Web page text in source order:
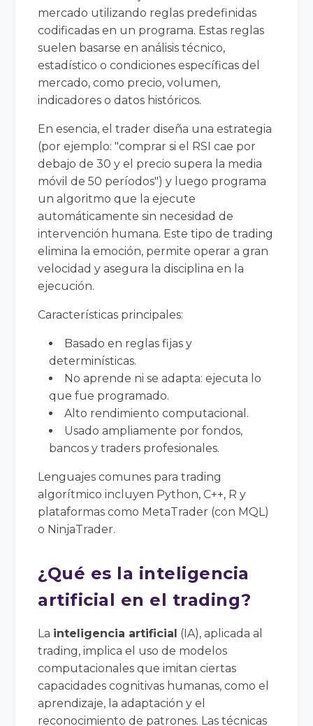
mercado utilizando reglas predefinidas
codificadas en un programa. Estas reglas
suelen basarse en análisis técnico,
estadístico o condiciones específicas del
mercado, como precio, volumen,
indicadores o datos históricos.
En esencia, el trader diseña una estrategia
(por ejemplo: "comprar si el RSI cae por
debajo de 30 y el precio supera la media
móvil de 50 períodos") y luego programa
un algoritmo que la ejecute
automáticamente sin necesidad de
intervención humana. Este tipo de trading
elimina la emoción, permite operar a gran
velocidad y asegura la disciplina en la
ejecución.
Características principales:
Basado en reglas fijas y
determinísticas.
No aprende ni se adapta: ejecuta lo
que fue programado.
Alto rendimiento computacional.
Usado ampliamente por fondos,
bancos y traders profesionales.
Lenguajes comunes para trading
algorítmico incluyen Python, C++, R y
plataformas como MetaTrader (con MQL)
o NinjaTrader.
¿Qué es la inteligencia
artificial en el trading?
La inteligencia artificial (IA), aplicada al
trading, implica el uso de modelos
computacionales que imitan ciertas
capacidades cognitivas humanas, como el
aprendizaje, la adaptación y el
reconocimiento de patrones. Las técnicas